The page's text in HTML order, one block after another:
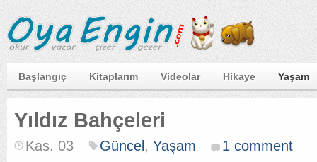
Başlangıç Kitaplarım Videolar Hikaye Yaşam
Yıldız Bahçeleri
Kas. 03 Güncel , Yaşam 1 comment